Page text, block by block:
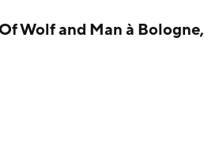
Wolf and Man à Bologne,